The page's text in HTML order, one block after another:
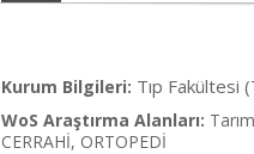
Kurum Bilgileri: Tıp Fakültesi
WoS Araştırma Alanları:
CERRAHİ, ORTOPEDİ